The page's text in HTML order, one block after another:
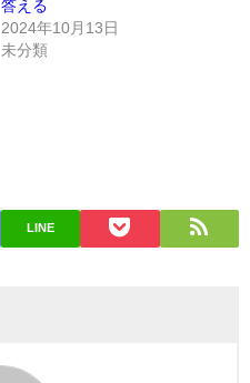
答える
2024年10月13日
未分類
LINE